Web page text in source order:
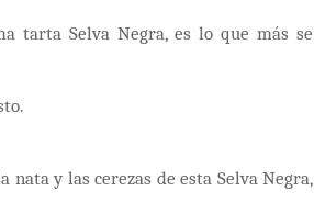
tarta Selva Negra, es lo que más se
y las cerezas de esta Selva Negra,